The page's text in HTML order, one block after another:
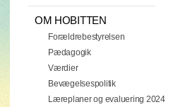
OM HOBITTEN
Forældrebestyrelsen
Pædagogik
Værdier
Bevægelsespolitik
Læreplaner og evaluering 2024